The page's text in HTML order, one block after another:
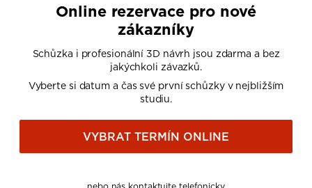
Online rezervace pro nové
zákazníky
Schůzka i profesionální 3D návrh jsou zdarma a bez
jakýchkoli závazků.
Vyberte si datum a čas své první schůzky v nejbližším
studiu.
VYBRAT TERMÍN ONLINE